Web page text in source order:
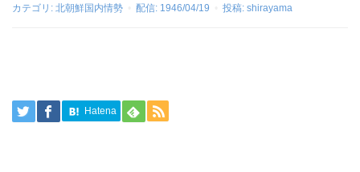
カテゴリ: 北朝鮮国内情勢 配信: 1946/04/19 投稿: shirayama
Hatena